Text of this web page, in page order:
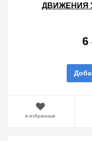
ДВИЖЕНИЯ
6
в избранные